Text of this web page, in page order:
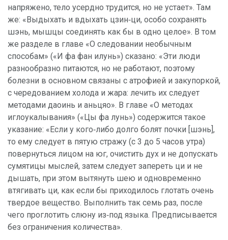
напряжено, тело усердно трудится, но не устает». Там
же: «Выдыхать и вдыхать цзин‑ци, особо сохранять
шэнь, мышцы соединять как бы в одно целое». В том
же разделе в главе «О следовании необычным
способам» («И фа фан илунь») сказано: «Эти люди
разнообразно питаются, но не работают, поэтому
болезни в основном связаны с атрофией и закупоркой,
с чередованием холода и жара: лечить их следует
методами даоинь и аньцяо». В главе «О методах
иглоукалывания» («Цы фа лунь») содержится такое
указание: «Если у кого‑либо долго болят почки [шэнь],
то ему следует в пятую стражу (с 3 до 5 часов утра)
повернуться лицом на юг, очистить дух и не допускать
сумятицы мыслей, затем следует запереть ци и не
дышать, при этом вытянуть шею и одновременно
втягивать ци, как если бы приходилось глотать очень
твердое вещество. Выполнить так семь раз, после
чего проглотить слюну из‑под языка. Предписывается
без ограничения количества».